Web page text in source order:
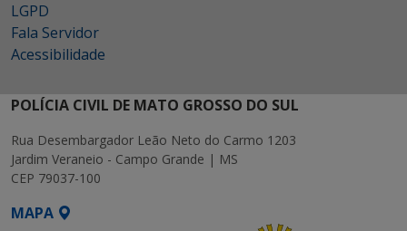
LGPD
Fala Servidor
Acessibilidade
POLÍCIA CIVIL DE MATO GROSSO DO SUL
Rua Desembargador Leão Neto do Carmo 1203
Jardim Veraneio - Campo Grande | MS
CEP 79037-100
MAPA